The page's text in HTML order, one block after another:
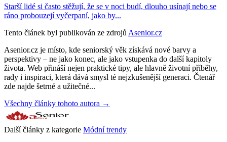
Starší lidé si často stěžují, že se v noci budí, dlouho usínají nebo se
ráno probouzejí vyčerpaní, jako by...
Tento článek byl publikován ze zdrojů Asenior.cz
Asenior.cz je místo, kde seniorský věk získává nové barvy a
perspektivy – ne jako konec, ale jako vstupenka do další kapitoly
života. Web přináší nejen praktické tipy, ale hlavně životní příběhy,
rady i inspiraci, která dává smysl té nejzkušenější generaci. Čtenář
zde najde šetrné a užitečné...
Všechny články tohoto autora →
Další články z kategorie Módní trendy